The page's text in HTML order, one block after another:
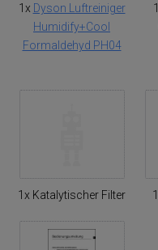
1x Dyson Luftreiniger
Humidify+Cool
Formaldehyd PH04
1x Katalytischer Filter